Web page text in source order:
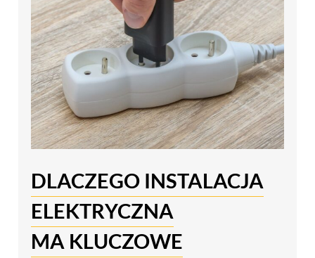
DLACZEGO INSTALACJA
ELEKTRYCZNA
MA KLUCZOWE